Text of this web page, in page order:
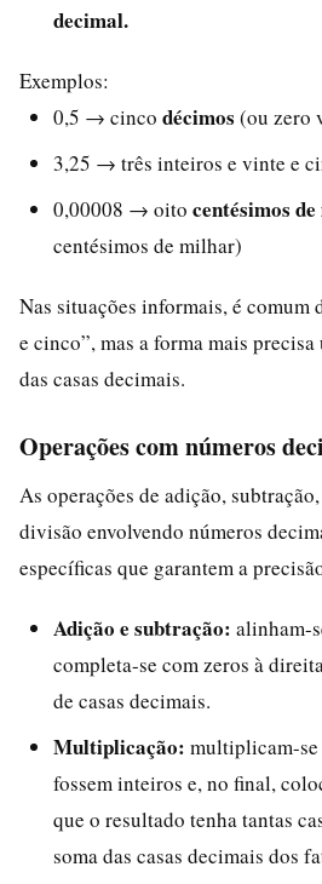
decimal.
Exemplos:
0,5 → cinco décimos (ou zero
3,25 → três inteiros e vinte e
0,00008 → oito centésimos
centésimos de milhar)
Nas situações informais, é
e cinco”, mas a forma mais
das casas decimais.
Operações com números
As operações de adição,
divisão envolvendo números
específicas que garantem a
Adição e subtração: alinham-
completa-se com zeros à
de casas decimais.
Multiplicação: multiplicam-se
fossem inteiros e, no final,
que o resultado tenha tantas
soma das casas decimais dos